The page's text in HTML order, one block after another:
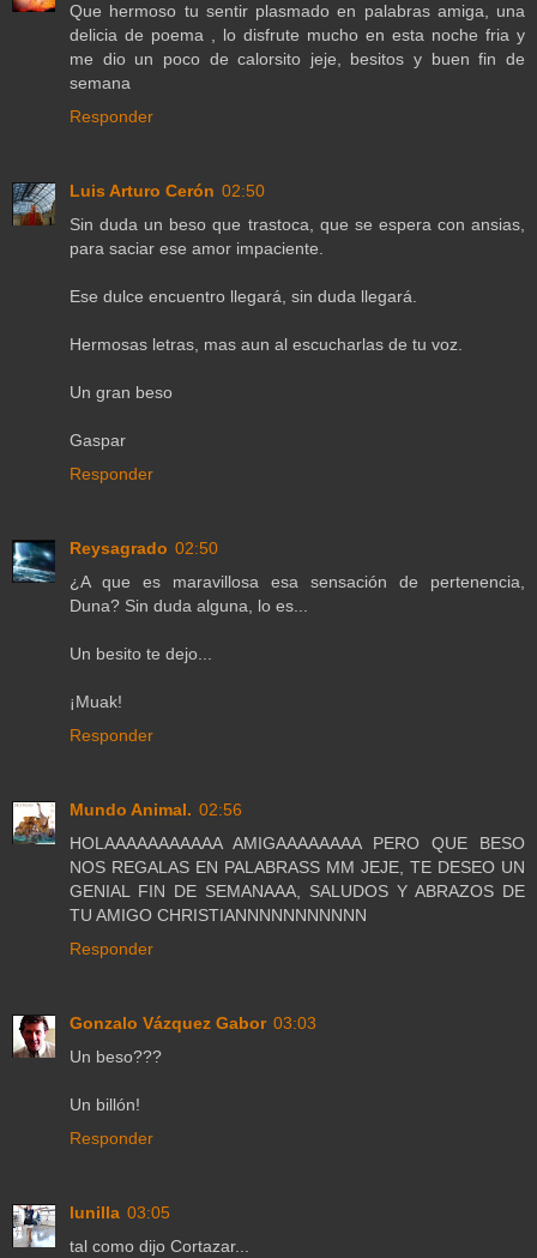
Que hermoso tu sentir plasmado en palabras amiga, una
delicia de poema , lo disfrute mucho en esta noche fria y
me dio un poco de calorsito jeje, besitos y buen fin de
semana
Responder
Luis Arturo Cerón 02:50
Sin duda un beso que trastoca, que se espera con ansias,
para saciar ese amor impaciente.
Ese dulce encuentro llegará, sin duda llegará.
Hermosas letras, mas aun al escucharlas de tu voz.
Un gran beso
Gaspar
Responder
Reysagrado 02:50
¿A que es maravillosa esa sensación de pertenencia,
Duna? Sin duda alguna, lo es...
Un besito te dejo...
¡Muak!
Responder
Mundo Animal. 02:56
HOLAAAAAAAAAAA AMIGAAAAAAAA PERO QUE BESO
NOS REGALAS EN PALABRASS MM JEJE, TE DESEO UN
GENIAL FIN DE SEMANAAA, SALUDOS Y ABRAZOS DE
TU AMIGO CHRISTIANNNNNNNNNNN
Responder
Gonzalo Vázquez Gabor 03:03
Un beso???
Un billón!
Responder
lunilla 03:05
tal como dijo Cortazar...